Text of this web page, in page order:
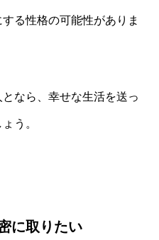
る性格の可能性がありま
なら、幸せな生活を送っ
う。
に取りたい